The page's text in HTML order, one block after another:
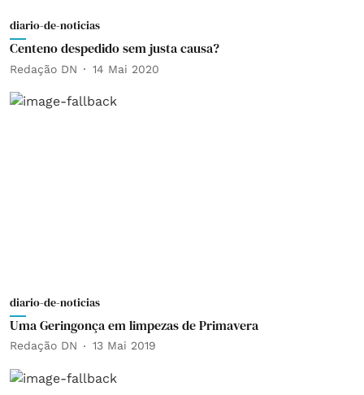
diario-de-noticias
Centeno despedido sem justa causa?
Redação DN 14 Mai 2020
diario-de-noticias
Uma Geringonça em limpezas de Primavera
Redação DN 13 Mai 2019